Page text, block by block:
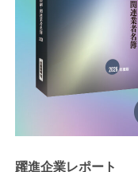
躍進企業レポート